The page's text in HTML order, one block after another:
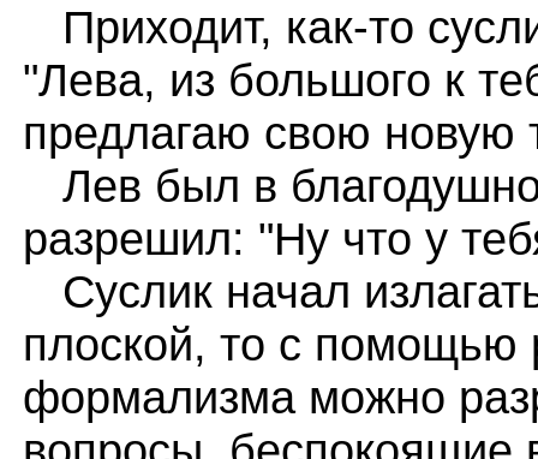
Приходит, как-то
"Лева, из большого к
предлагаю свою
Лев был в
разрешил: "Ну что у
Суслик начал
плоской, то с помощью
формализма можно